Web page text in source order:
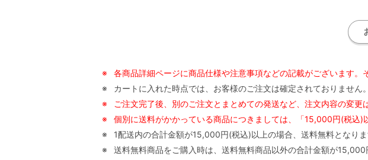
※
各商品詳細ページに商品仕様や注意事項などの記載がございます。
※
カートに入れた時点では、お客様のご注文は確定されておりませ
※
ご注文完了後、別のご注文とまとめての発送など、注文内容の変更
※
個別に送料がかかっている商品につきましては、「15,000円(税込)
※
1配送内の合計金額が15,000円(税込)以上の場合、送料無料となりま
※
送料無料商品をご購入時は、送料無料商品以外の合計金額が